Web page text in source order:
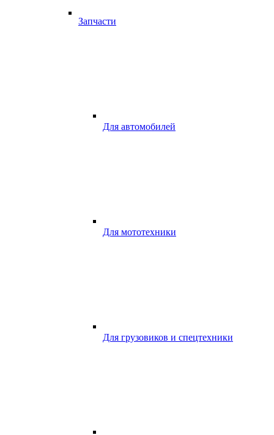
Запчасти
Для автомобилей
Для мототехники
Для грузовиков и спецтехники